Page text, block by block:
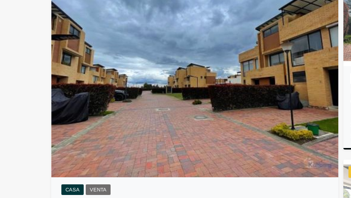
CASA VENTA